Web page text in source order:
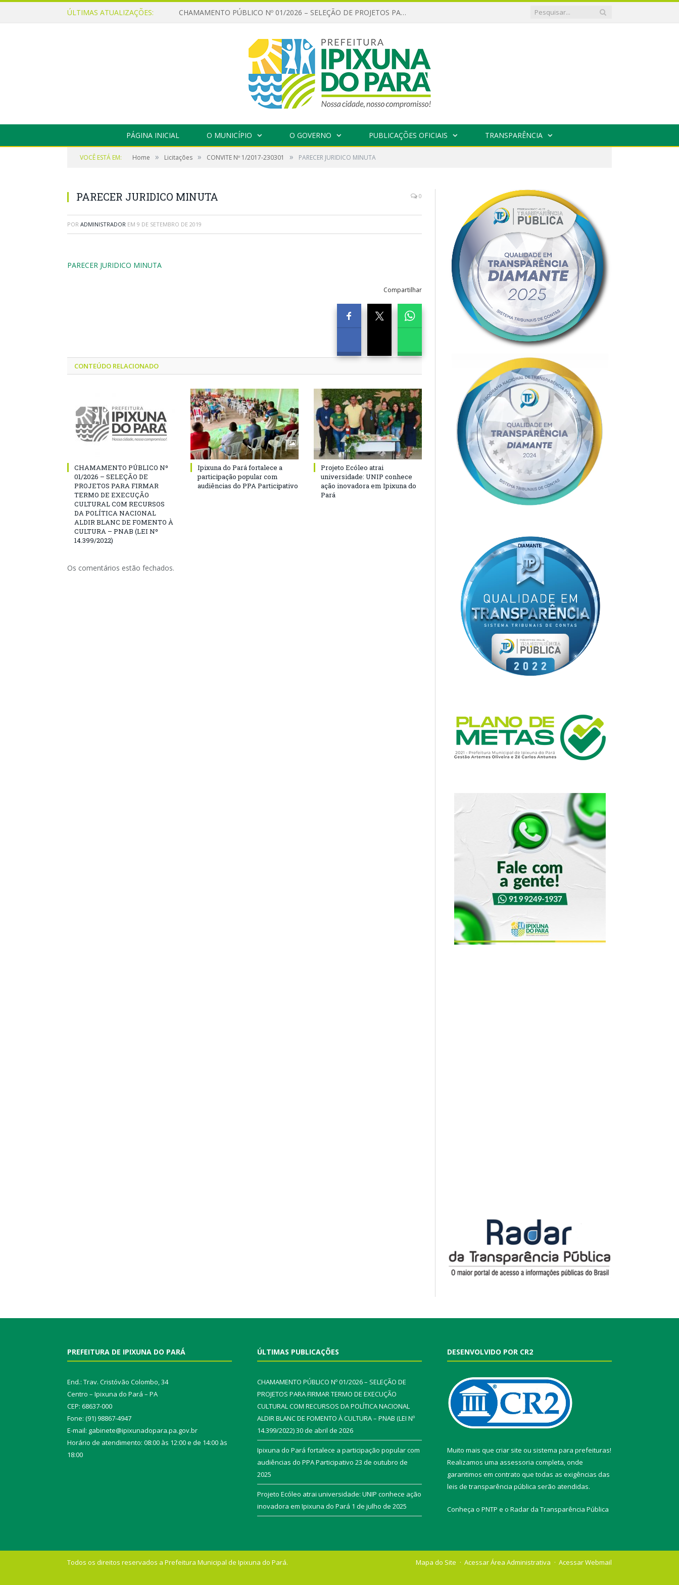
ÚLTIMAS ATUALIZAÇÕES: CHAMAMENTO PÚBLICO Nº 01/2026 – SELEÇÃO DE PROJETOS PARA FIRMAR TERMO DE EXECUÇÃO CULTURAL COM RECURSOS DA POLÍTICA NACIONAL ALDIR BLANC DE FOMENTO À CULTURA – PNAB (LEI Nº 14.399/2022)
PÁGINA INICIAL O MUNICÍPIO O GOVERNO PUBLICAÇÕES OFICIAIS TRANSPARÊNCIA
VOCÊ ESTÁ EM: Home » Licitações » CONVITE Nº 1/2017-230301 » PARECER JURIDICO MINUTA
PARECER JURIDICO MINUTA 0
POR ADMINISTRADOR EM 9 DE SETEMBRO DE 2019
PARECER JURIDICO MINUTA
Compartilhar
CONTEÚDO RELACIONADO
CHAMAMENTO PÚBLICO Nº
01/2026 – SELEÇÃO DE
PROJETOS PARA FIRMAR
TERMO DE EXECUÇÃO
CULTURAL COM RECURSOS
DA POLÍTICA NACIONAL
ALDIR BLANC DE FOMENTO À
CULTURA – PNAB (LEI Nº
14.399/2022)
Ipixuna do Pará fortalece a
participação popular com
audiências do PPA Participativo
Projeto Ecóleo atrai
universidade: UNIP conhece
ação inovadora em Ipixuna do
Pará
Os comentários estão fechados.
PREFEITURA DE IPIXUNA DO PARÁ
End.: Trav. Cristóvão Colombo, 34
Centro – Ipixuna do Pará – PA
CEP: 68637-000
Fone: (91) 98867-4947
E-mail: gabinete@ipixunadopara.pa.gov.br
Horário de atendimento: 08:00 às 12:00 e de 14:00 às
18:00
ÚLTIMAS PUBLICAÇÕES
CHAMAMENTO PÚBLICO Nº 01/2026 – SELEÇÃO DE
PROJETOS PARA FIRMAR TERMO DE EXECUÇÃO
CULTURAL COM RECURSOS DA POLÍTICA NACIONAL
ALDIR BLANC DE FOMENTO À CULTURA – PNAB (LEI Nº
14.399/2022)30 de abril de 2026
Ipixuna do Pará fortalece a participação popular com
audiências do PPA Participativo 23 de outubro de
2025
Projeto Ecóleo atrai universidade: UNIP conhece ação
inovadora em Ipixuna do Pará 1 de julho de 2025
DESENVOLVIDO POR CR2
Muito mais que criar site ou sistema para prefeituras!
Realizamos uma assessoria completa, onde
garantimos em contrato que todas as exigências das
leis de transparência pública serão atendidas.
Conheça o PNTP e o Radar da Transparência Pública
Todos os direitos reservados a Prefeitura Municipal de Ipixuna do Pará. Mapa do Site Acessar Área Administrativa Acessar Webmail